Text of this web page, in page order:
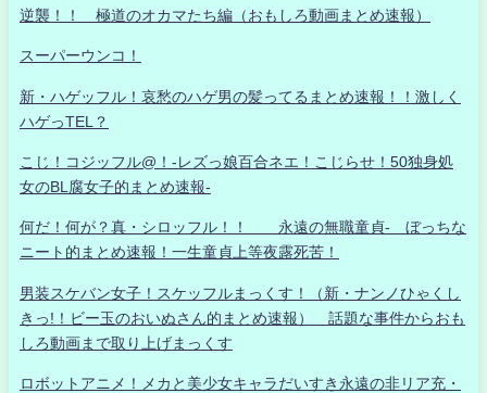
逆襲！！ 極道のオカマたち編（おもしろ動画まとめ速報）
スーパーウンコ！
新・ハゲッフル！哀愁のハゲ男の髪ってるまとめ速報！！激しく
ハゲっTEL？
こじ！コジッフル@！-レズっ娘百合ネエ！こじらせ！50独身処
女のBL腐女子的まとめ速報-
何だ！何が？真・シロッフル！！ 永遠の無職童貞- ぼっちな
ニート的まとめ速報！一生童貞上等夜露死苦！
男装スケバン女子！スケッフルまっくす！（新・ナンノひゃくし
きっ!！ビー玉のおいぬさん的まとめ速報） 話題な事件からおも
しろ動画まで取り上げまっくす
ロボットアニメ！メカと美少女キャラだいすき永遠の非リア充・